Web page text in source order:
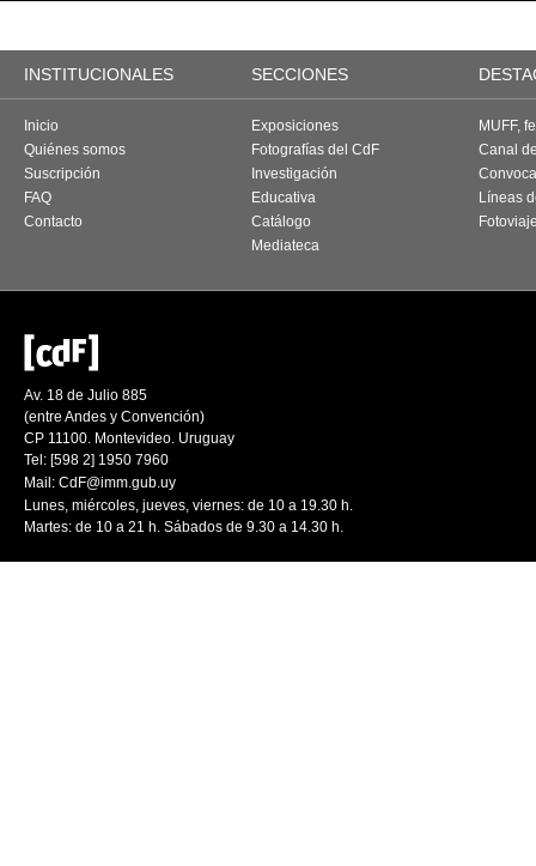
INSTITUCIONALES SECCIONES
Inicio
Quiénes somos
Suscripción
FAQ
Contacto
Exposiciones
Fotografías del CdF
Investigación
Educativa
Catálogo
Mediateca
MUFF,
Canal
Líneas
Av. 18 de Julio 885
(entre Andes y Convención)
CP 11100. Montevideo. Uruguay
Tel: [598 2] 1950 7960
Mail: CdF@imm.gub.uy
Lunes, miércoles, jueves, viernes: de 10 a 19.30 h.
Martes: de 10 a 21 h. Sábados de 9.30 a 14.30 h.